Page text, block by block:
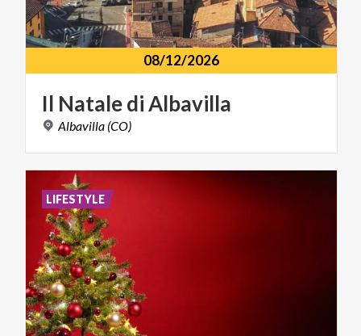
08/12/2026
Il NatalediAlbavilla
Albavilla (CO)
LIFESTYLE